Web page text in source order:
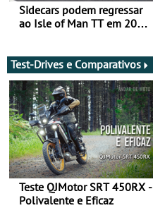
Sidecars podem regressar
ao Isle of Man TT em 2027
Test-Drives e Comparativos
Teste QJMotor SRT 450RX -
Polivalente e Eficaz